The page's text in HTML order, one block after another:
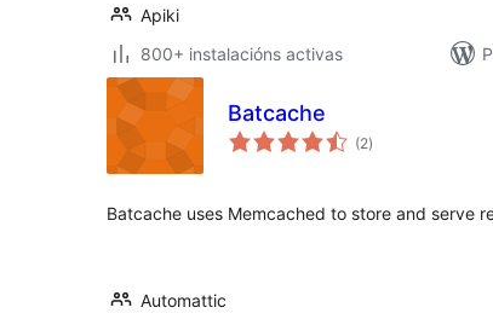
Apiki
800+ instalacións activas
Batcache
(2valoracións
totais
)
Batcache uses Memcached to store and serve
Automattic